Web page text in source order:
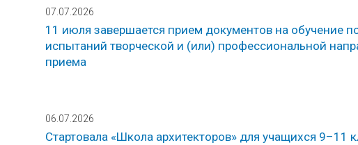
07.07.2026
11 июля завершается прием документов на обучение
испытаний творческой и (или) профессиональной
приема
06.07.2026
Стартовала «Школа архитекторов» для учащихся 9–11